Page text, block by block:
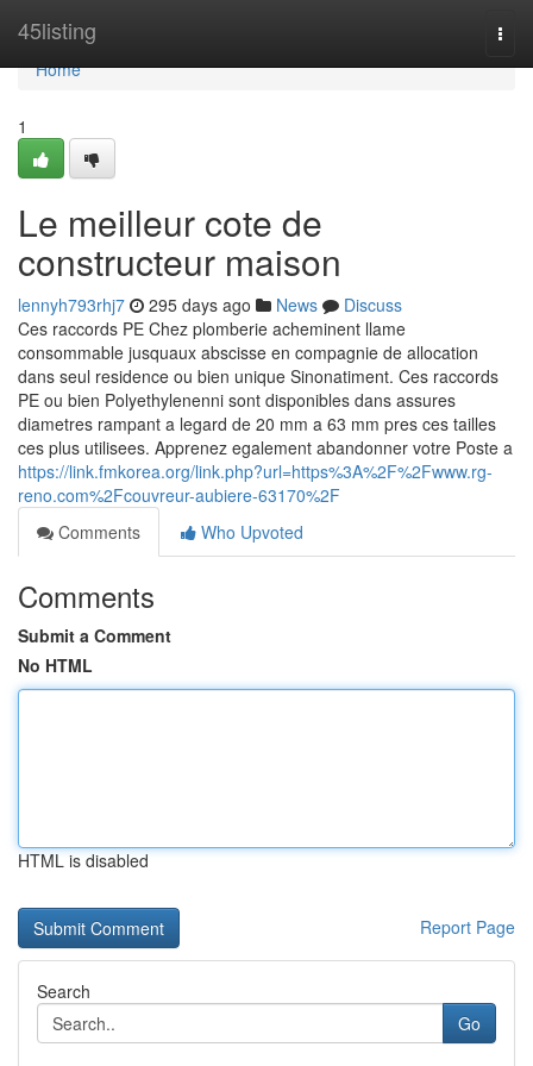
45listing
Home
Home
1
Le meilleur cote de
constructeur maison
lennyh793rhj7 295 days ago News
Discuss
Ces raccords PE Chez plomberie acheminent llame
consommable jusquaux abscisse en compagnie de allocation
dans seul residence ou bien unique Sinonatiment. Ces raccords
PE ou bien Polyethylenenni sont disponibles dans assures
diametres rampant a legard de 20 mm a 63 mm pres ces tailles
ces plus utilisees. Apprenez egalement abandonner votre Poste a
https://link.fmkorea.org/link.php?url=https%3A%2F%2Fwww.rg-
reno.com%2Fcouvreur-aubiere-63170%2F
Comments
Who Upvoted
Comments
Submit a Comment
No HTML
HTML is disabled
Report Page
Search
Go